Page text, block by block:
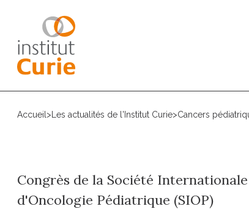
Accueil > Les actualités de l'Institut Curie>Cancers
Congrès de la Société Internationale
d'Oncologie Pédiatrique (SIOP)